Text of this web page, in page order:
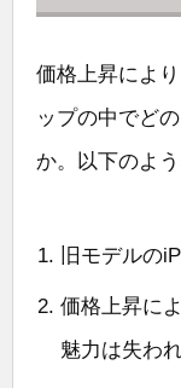
価格上昇によ
ップの中でど
か。以下のよ
旧モデルの
価格上昇に
魅力は失わ